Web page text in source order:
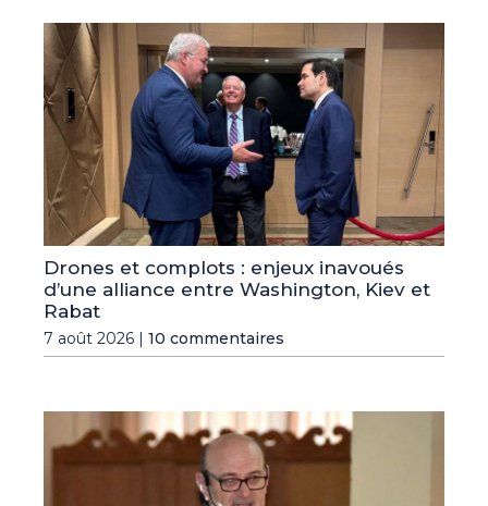
Drones et complots : enjeux inavoués
d’une alliance entre Washington, Kiev et
Rabat
7 août 2026 | 10 commentaires